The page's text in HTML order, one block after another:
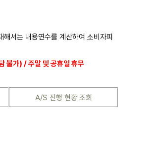
서는 내용연수를 계산하여 소비자피
가) / 주말 및 공휴일 휴무
A/S 진행 현황 조회